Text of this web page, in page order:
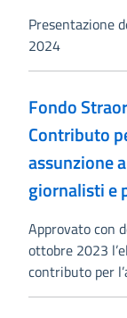
Presentazione
2024
Fondo
Contributo
assunzione
giornalisti e
Approvato con
ottobre 2023
contributo per